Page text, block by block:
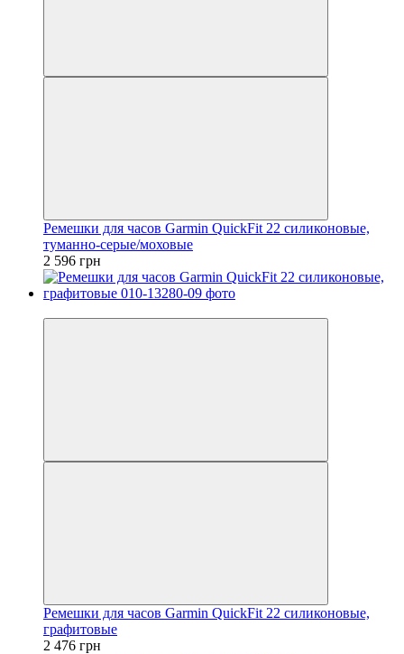
Ремешки для часов Garmin QuickFit 22 силиконовые,
туманно-серые/моховые
2 596 грн
Ремешки для часов Garmin QuickFit 22 силиконовые,
графитовые
2 476 грн